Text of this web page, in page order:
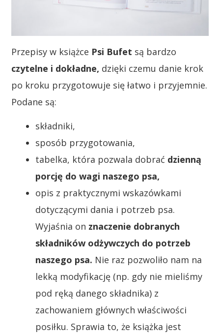
Przepisy w książce Psi Bufet są bardzo
czytelne i dokładne, dzięki czemu danie krok
po kroku przygotowuje się łatwo i przyjemnie.
Podane są:
składniki,
sposób przygotowania,
tabelka, która pozwala dobrać dzienną
porcję do wagi naszego psa,
opis z praktycznymi wskazówkami
dotyczącymi dania i potrzeb psa.
Wyjaśnia on znaczenie dobranych
składników odżywczych do potrzeb
naszego psa. Nie raz pozwoliło nam na
lekką modyfikację (np. gdy nie mieliśmy
pod ręką danego składnika) z
zachowaniem głównych właściwości
posiłku. Sprawia to, że książka jest